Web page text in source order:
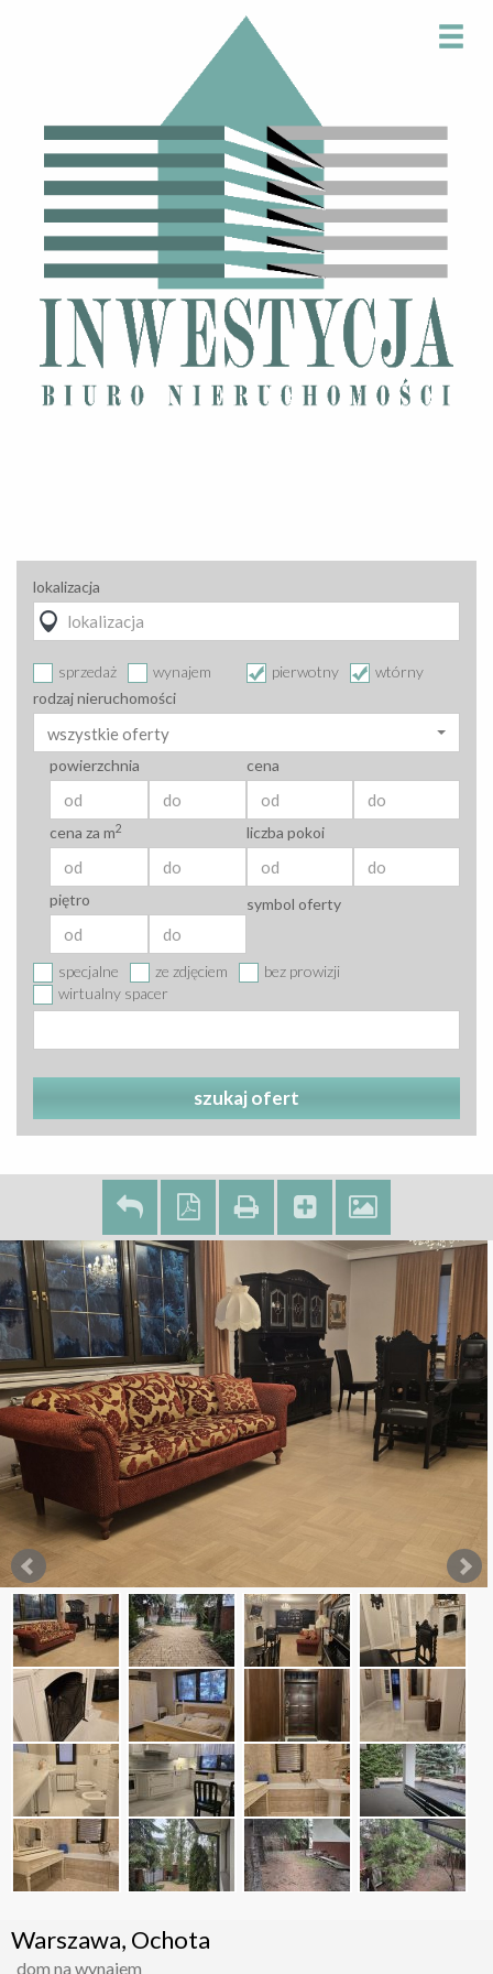
lokalizacja
sprzedaż wynajem pierwotny
wtórny
rodzaj nieruchomości
wszystkie oferty
powierzchnia cena
cena za m2 liczba pokoi
piętro
specjalne ze zdjęciem
bez prowizji
wirtualny spacer
symbol oferty
szukaj ofert
Warszawa, Ochota
dom na wynajem